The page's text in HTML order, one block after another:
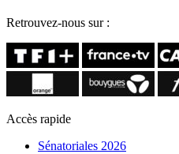
Retrouvez-nous sur :
Accès rapide
Sénatoriales 2026